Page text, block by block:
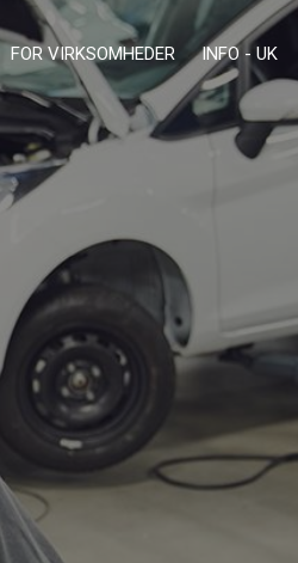
FOR VIRKSOMHEDER INFO - UK